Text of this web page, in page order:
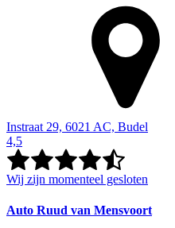
Instraat 29, 6021 AC, Budel
4,5
Wij zijn momenteel gesloten
Auto Ruud van Mensvoort